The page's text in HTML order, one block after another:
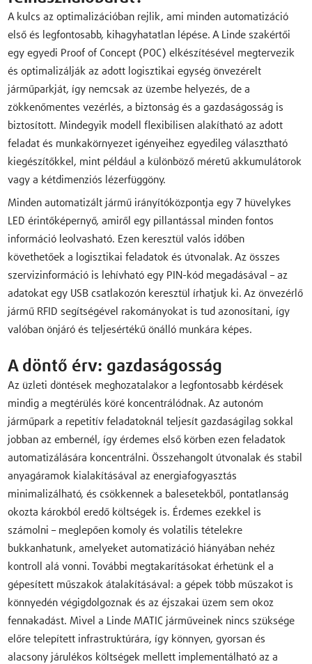
A kulcs az optimalizációban rejlik, ami minden automatizáció
első és legfontosabb, kihagyhatatlan lépése. A Linde szakértői
egy egyedi Proof of Concept (POC) elkészítésével megtervezik
és optimalizálják az adott logisztikai egység önvezérelt
járműparkját, így nemcsak az üzembe helyezés, de a
zökkenőmentes vezérlés, a biztonság és a gazdaságosság is
biztosított. Mindegyik modell flexibilisen alakítható az adott
feladat és munkakörnyezet igényeihez egyedileg választható
kiegészítőkkel, mint például a különböző méretű akkumulátorok
vagy a kétdimenziós lézerfüggöny.
Minden automatizált jármű irányítóközpontja egy 7 hüvelykes
LED érintőképernyő, amiről egy pillantással minden fontos
információ leolvasható. Ezen keresztül valós időben
követhetőek a logisztikai feladatok és útvonalak. Az összes
szervizinformáció is lehívható egy PIN-kód megadásával – az
adatokat egy USB csatlakozón keresztül írhatjuk ki. Az önvezérlő
jármű RFID segítségével rakományokat is tud azonosítani, így
valóban önjáró és teljesértékű önálló munkára képes.
A döntő érv: gazdaságosság
Az üzleti döntések meghozatalakor a legfontosabb kérdések
mindig a megtérülés köré koncentrálódnak. Az autonóm
járműpark a repetitív feladatoknál teljesít gazdaságilag sokkal
jobban az embernél, így érdemes első körben ezen feladatok
automatizálására koncentrálni. Összehangolt útvonalak és stabil
anyagáramok kialakításával az energiafogyasztás
minimalizálható, és csökkennek a balesetekből, pontatlanság
okozta károkból eredő költségek is. Érdemes ezekkel is
számolni – meglepően komoly és volatilis tételekre
bukkanhatunk, amelyeket automatizáció hiányában nehéz
kontroll alá vonni. További megtakarításokat érhetünk el a
gépesített műszakok átalakításával: a gépek több műszakot is
könnyedén végigdolgoznak és az éjszakai üzem sem okoz
fennakadást. Mivel a Linde MATIC járműveinek nincs szüksége
előre telepített infrastruktúrára, így könnyen, gyorsan és
alacsony járulékos költségek mellett implementálható az a